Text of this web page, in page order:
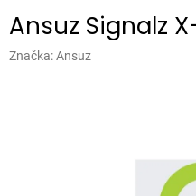
Ansuz Signalz
Značka:Ansuz